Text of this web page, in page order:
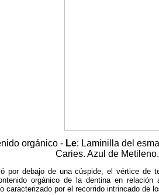
orgánico - Le: Laminilla del
Caries. Azul de
por debajo de una cúspide, el vértice de
orgánico de la dentina en
caracterizado por el recorrido intrincado de